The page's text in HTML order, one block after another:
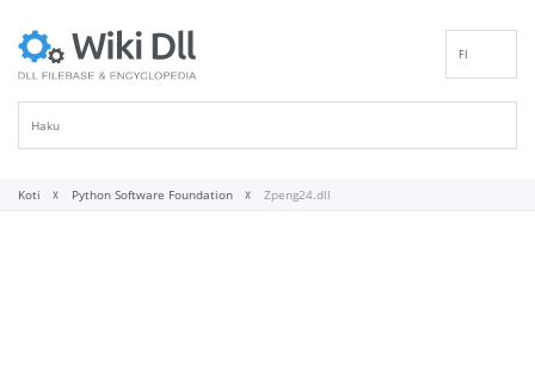
FI
Koti Python Software Foundation Zpeng24.dll